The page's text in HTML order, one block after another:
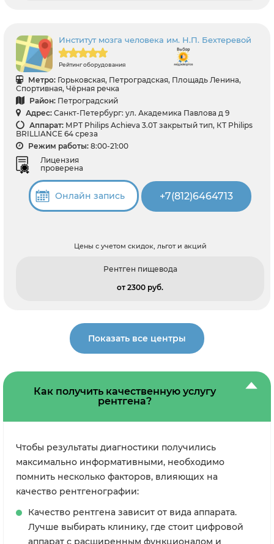
Институт мозга человека им. Н.П. Бехтеревой
Рейтинг оборудования
Метро: Горьковская, Петроградская, Площадь Ленина,
Спортивная, Чёрная речка
Район: Петроградский
Адрес: Санкт-Петербург: ул. Академика Павлова д 9
Аппарат: МРТ Philips Achieva 3.0T закрытый тип, КТ Philips
BRILLIANCE 64 среза
Режим работы: 8:00-21:00
Лицензия
проверена
Онлайн запись +7(812)6464713
Цены с учетом скидок, льгот и акций
Рентген пищевода
от 2300 pуб.
Показать все центры
Как получить качественную услугу
рентгена?
Чтобы результаты диагностики получились
максимально информативными, необходимо
помнить несколько факторов, влияющих на
качество рентгенографии:
Качество рентгена зависит от вида аппарата.
Лучше выбирать клинику, где стоит цифровой
аппарат с расширенным функционалом и